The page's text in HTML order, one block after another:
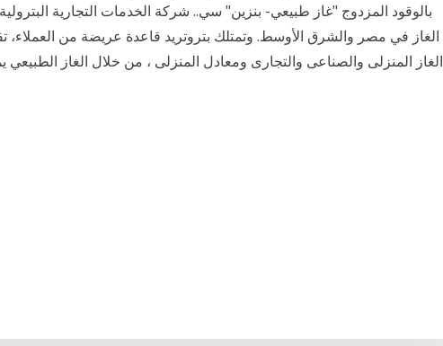
بالوقود المزدوج "غاز طبيعي- بنزين" سي.. شركة الخدمات التجارية
الغاز في مصر والشرق الأوسط. وتمتلك بتروتريد قاعدة عريضة من العملاء،
الغاز المنزلى والصناعى والتجارى ومعادل المنزلى ، من خلال الغاز الطبيعي